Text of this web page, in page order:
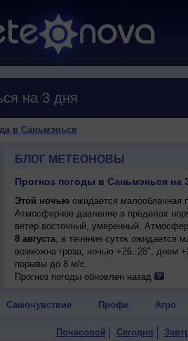
на 3 дня
в Саньмэнься
БЛОГ МЕТЕОНОВЫ
Прогноз погоды в Саньмэнься на
Этой ночьюожидается малооблачная
Атмосферное давление в пределах
ветер восточный, умеренный.
8 августа, в течение суток ожидается
возможна гроза; ночью +26..28°, днем
порывы до 8 м/с.
Прогноз погоды обновлен назад
Самочувствие Профи Агро
Почасовой Сегодня